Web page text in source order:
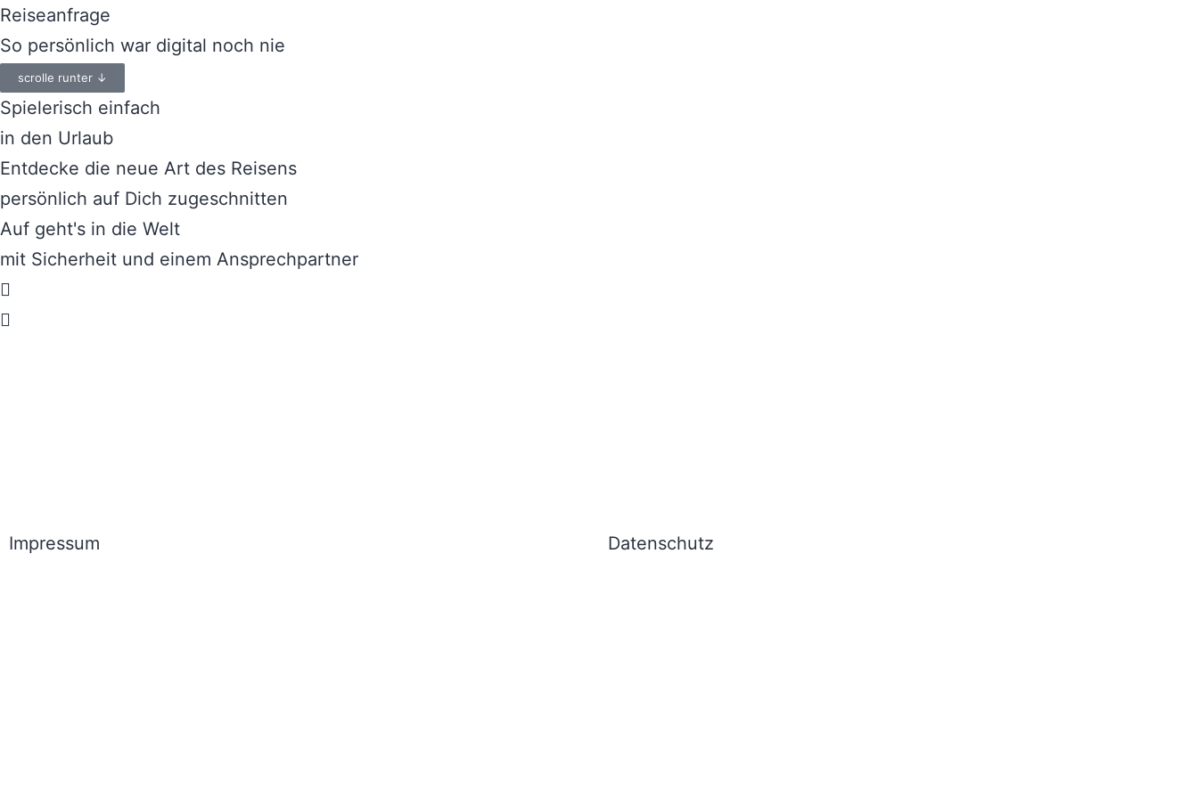
Reiseanfrage
So persönlich war digital noch nie
scrolle runter ↓
Spielerisch einfach
in den Urlaub
Entdecke die neue Art des Reisens
persönlich auf Dich zugeschnitten
Auf geht's in die Welt
mit Sicherheit und einem Ansprechpartner
Impressum Datenschutz